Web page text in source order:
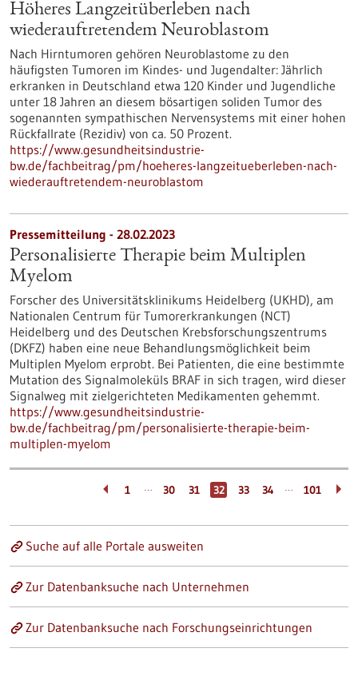
Höheres Langzeitüberleben nach
wiederauftretendem Neuroblastom
Nach Hirntumoren gehören Neuroblastome zu den
häufigsten Tumoren im Kindes- und Jugendalter: Jährlich
erkranken in Deutschland etwa 120 Kinder und Jugendliche
unter 18 Jahren an diesem bösartigen soliden Tumor des
sogenannten sympathischen Nervensystems mit einer hohen
Rückfallrate (Rezidiv) von ca. 50 Prozent.
https://www.gesundheitsindustrie-
bw.de/fachbeitrag/pm/hoeheres-langzeitueberleben-nach-
wiederauftretendem-neuroblastom
Pressemitteilung - 28.02.2023
Personalisierte Therapie beim Multiplen
Myelom
Forscher des Universitätsklinikums Heidelberg (UKHD), am
Nationalen Centrum für Tumorerkrankungen (NCT)
Heidelberg und des Deutschen Krebsforschungszentrums
(DKFZ) haben eine neue Behandlungsmöglichkeit beim
Multiplen Myelom erprobt. Bei Patienten, die eine bestimmte
Mutation des Signalmoleküls BRAF in sich tragen, wird dieser
Signalweg mit zielgerichteten Medikamenten gehemmt.
https://www.gesundheitsindustrie-
bw.de/fachbeitrag/pm/personalisierte-therapie-beim-
multiplen-myelom
1 … 30 31 32 33 34 … 101
Suche auf alle Portale ausweiten
Zur Datenbanksuche nach Unternehmen
Zur Datenbanksuche nach Forschungseinrichtungen